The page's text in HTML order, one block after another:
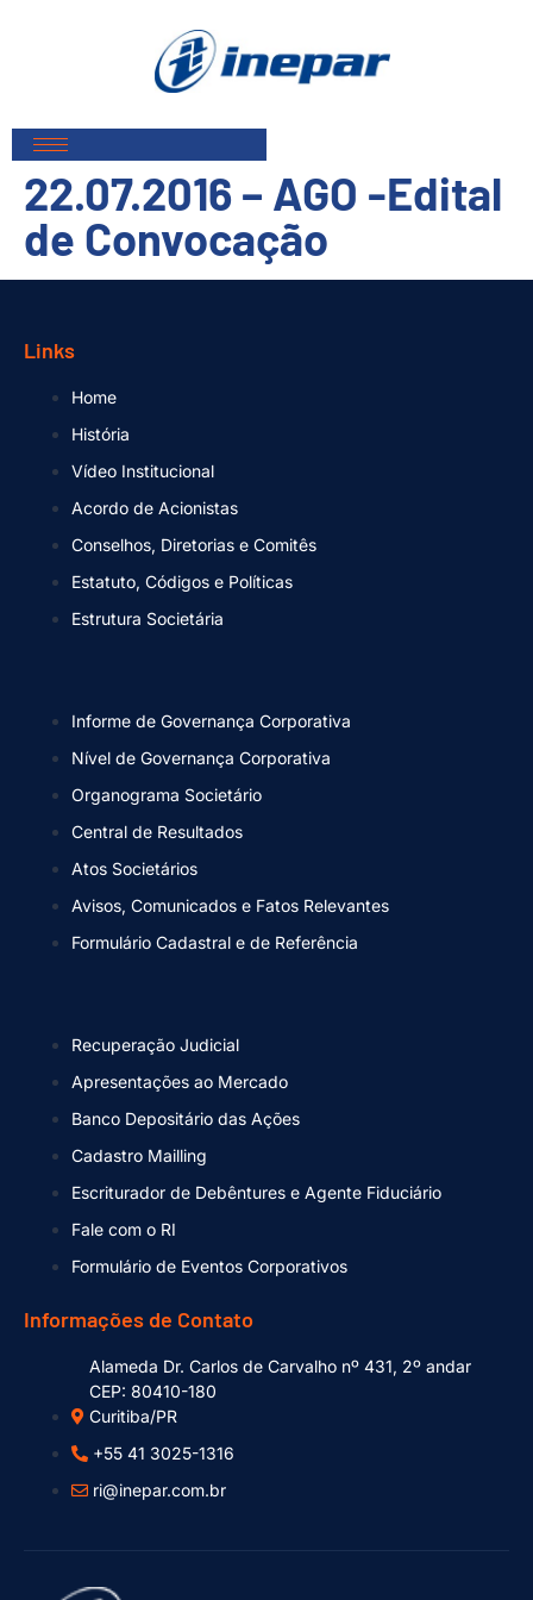
22.07.2016 – AGO -Edital
de Convocação
Links
Home
História
Vídeo Institucional
Acordo de Acionistas
Conselhos, Diretorias e Comitês
Estatuto, Códigos e Políticas
Estrutura Societária
Informe de Governança Corporativa
Nível de Governança Corporativa
Organograma Societário
Central de Resultados
Atos Societários
Avisos, Comunicados e Fatos Relevantes
Formulário Cadastral e de Referência
Recuperação Judicial
Apresentações ao Mercado
Banco Depositário das Ações
Cadastro Mailling
Escriturador de Debêntures e Agente Fiduciário
Fale com o RI
Formulário de Eventos Corporativos
Informações de Contato
Alameda Dr. Carlos de Carvalho nº 431, 2º andar
CEP: 80410-180
Curitiba/PR
+55 41 3025-1316
ri@inepar.com.br